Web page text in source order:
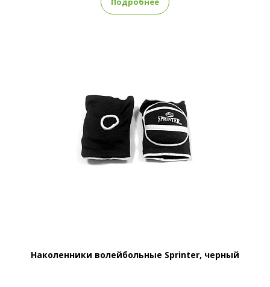
Наколенники волейбольные Sprinter, черный